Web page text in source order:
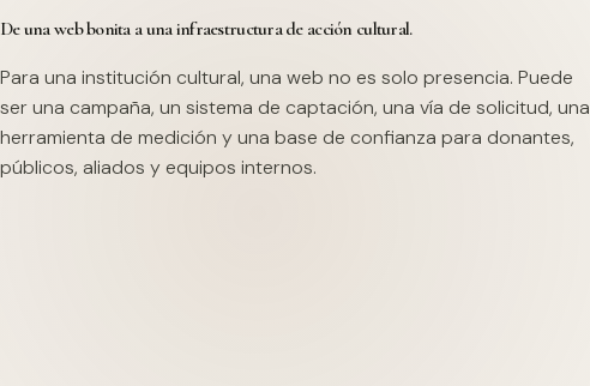
De una web bonita a una infraestructura de acción cultural.
Para una institución cultural, una web no es solo presencia. Puede
ser una campaña, un sistema de captación, una vía de solicitud, una
herramienta de medición y una base de confianza para donantes,
públicos, aliados y equipos internos.